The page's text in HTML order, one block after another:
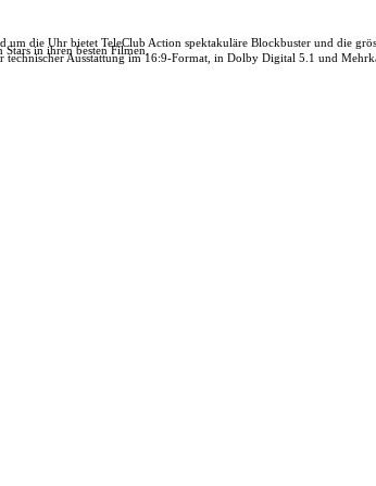
die Uhr bietet TeleClub Action spektakuläre Blockbuster und die
in ihren besten Filmen.
technischer Ausstattung im 16:9-Format, in Dolby Digital 5.1 und